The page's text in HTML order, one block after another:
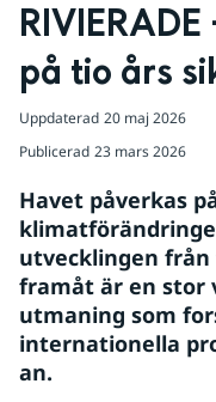
RIVIERADE
på tio års
Uppdaterad 20 maj 2026
Publicerad 23 mars 2026
Havet påverkas
utvecklingen
framåt är en stor
utmaning som
internationella
an.